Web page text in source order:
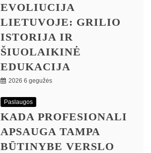
EVOLIUCIJA
LIETUVOJE: GRILIO
ISTORIJA IR
ŠIUOLAIKINĖ
EDUKACIJA
2026 6 gegužės
Paslaugos
KADA PROFESIONALI
APSAUGA TAMPA
BŪTINYBE VERSLO